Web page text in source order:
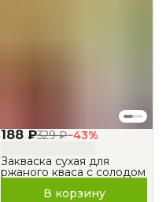
188 ₽329 ₽−43%
Закваска сухая для
ржаного кваса с солодом
В корзину